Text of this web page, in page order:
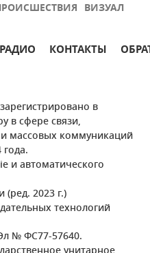
ВИЗУАЛ
РАДИО КОНТАКТЫ
в
в сфере связи,
массовых коммуникаций
и автоматического
2023 г.)
технологий
№ ФС77-57640.